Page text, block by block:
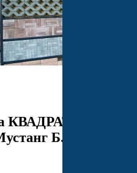
КВАДРАТ 300х300
Б.1.К.6